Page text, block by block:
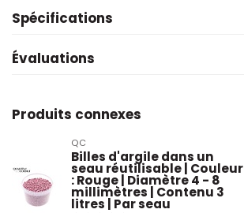
Spécifications
Évaluations
Produits connexes
QC
Billes d'argile dans un
seau réutilisable | Couleur
: Rouge | Diamètre 4 - 8
millimètres | Contenu 3
litres | Par seau